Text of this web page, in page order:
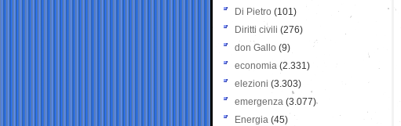
Di Pietro (101)
Diritti civili (276)
don Gallo (9)
economia (2.331)
elezioni (3.303)
emergenza (3.077)
Energia (45)